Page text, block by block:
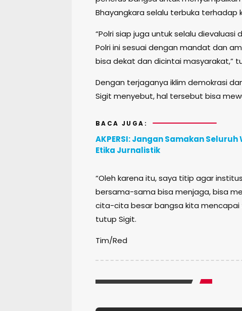
Bhayangkara selalu terbuka terhadap
“Polri siap juga untuk selalu
Polri ini sesuai dengan mandat dan
bisa dekat dan dicintai masyarakat,”
Dengan terjaganya iklim demokrasi
Sigit menyebut, hal tersebut bisa
BACA JUGA:
AKPERSI: Jangan Samakan
Etika Jurnalistik
“Oleh karena itu, saya titip agar
bersama-sama bisa menjaga, bisa
cita-cita besar bangsa kita mencapai
tutup Sigit.
Tim/Red